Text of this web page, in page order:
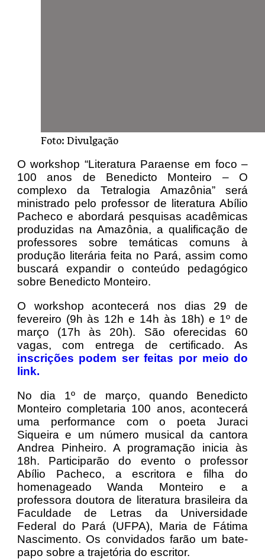
Foto: Divulgação
O workshop “Literatura Paraense em foco –
100 anos de Benedicto Monteiro – O
complexo da Tetralogia Amazônia” será
ministrado pelo professor de literatura Abílio
Pacheco e abordará pesquisas acadêmicas
produzidas na Amazônia, a qualificação de
professores sobre temáticas comuns à
produção literária feita no Pará, assim como
buscará expandir o conteúdo pedagógico
sobre Benedicto Monteiro.
O workshop acontecerá nos dias 29 de
fevereiro (9h às 12h e 14h às 18h) e 1º de
março (17h às 20h). São oferecidas 60
vagas, com entrega de certificado. As
inscrições podem ser feitas por meio do
link.
No dia 1º de março, quando Benedicto
Monteiro completaria 100 anos, acontecerá
uma performance com o poeta Juraci
Siqueira e um número musical da cantora
Andrea Pinheiro. A programação inicia às
18h. Participarão do evento o professor
Abílio Pacheco, a escritora e filha do
homenageado Wanda Monteiro e a
professora doutora de literatura brasileira da
Faculdade de Letras da Universidade
Federal do Pará (UFPA), Maria de Fátima
Nascimento. Os convidados farão um bate-
papo sobre a trajetória do escritor.